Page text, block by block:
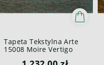
Tapeta Tekstylna Arte
15008 Moire Vertigo